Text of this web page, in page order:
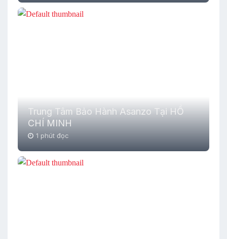
Trung Tâm Bảo Hành Asanzo Tại HỒ
CHÍ MINH
1 phút đọc